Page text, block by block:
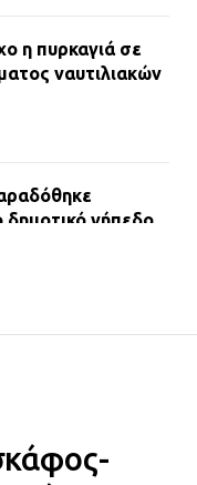
η πυρκαγιά σε
ναυτιλιακών
δημοτικό γήπεδο